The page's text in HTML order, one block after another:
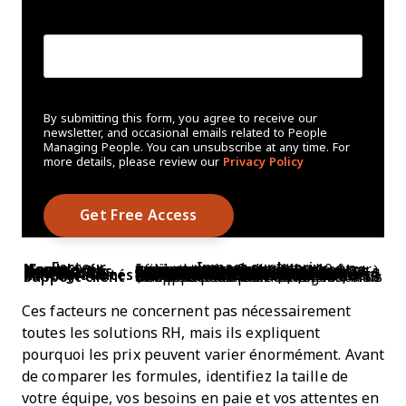
By submitting this form, you agree to receive our
newsletter, and occasional emails related to People
Managing People. You can unsubscribe at any time. For
more details, please review our Privacy Policy
Facteur Impact sur le prix
Nombre d’employés La plupart des fournisseurs facturent par employé, généralement entre 2 $ et 10 $ par utilisateur et par mois. Les coûts augmentent avec la taille de votre équipe.
Gestion des prestataires Certaines plateformes appliquent un tarif distinct pour les prestataires externes, souvent 3 $ à 6 $ par prestataire chaque mois.
Services de paie et de taxes Si le module de paie est inclus, l’automatisation des déclarations fiscales ou des traitements de salaires fréquents peut ajouter 50 $ à 200 $ par an.
Fonctionnalités d’intégration Des outils avancés comme les lettres d’offre numériques ou les workflows automatisés peuvent coûter 10 $ à 30 $ de plus par mois, mais réduisent l’administratif manuel et fluidifient le recrutement.
Support client Le support standard est inclus, mais une assistance 24/7 ou la gestion de compte dédiée peut coûter 15 $ à 50 $ de plus par mois.
Ces facteurs ne concernent pas nécessairement
toutes les solutions RH, mais ils expliquent
pourquoi les prix peuvent varier énormément. Avant
de comparer les formules, identifiez la taille de
votre équipe, vos besoins en paie et vos attentes en